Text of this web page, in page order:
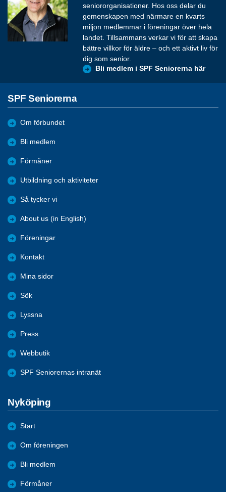
seniororganisationer. Hos oss delar du
gemenskapen med närmare en kvarts
miljon medlemmar i föreningar över hela
landet. Tillsammans verkar vi för att skapa
bättre villkor för äldre – och ett aktivt liv för
dig som senior.
Bli medlem i SPF Seniorerna här
SPF Seniorerna
Om förbundet
Bli medlem
Förmåner
Utbildning och aktiviteter
Så tycker vi
About us (in English)
Föreningar
Kontakt
Mina sidor
Sök
Lyssna
Press
Webbutik
SPF Seniorernas intranät
Nyköping
Start
Om föreningen
Bli medlem
Förmåner